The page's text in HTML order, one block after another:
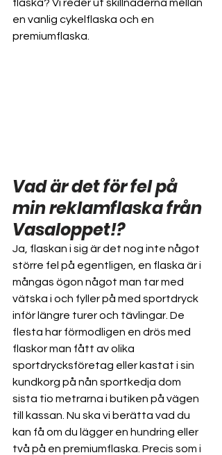
flaska? Vi reder ut skillnaderna mellan
en vanlig cykelflaska och en
premiumflaska.
Vad är det för fel på
min reklamflaska från
Vasaloppet!?
Ja, flaskan i sig är det nog inte något
större fel på egentligen, en flaska är i
mångas ögon något man tar med
vätska i och fyller på med sportdryck
inför längre turer och tävlingar. De
flesta har förmodligen en drös med
flaskor man fått av olika
sportdrycksföretag eller kastat i sin
kundkorg på nån sportkedja dom
sista tio metrarna i butiken på vägen
till kassan. Nu ska vi berätta vad du
kan få om du lägger en hundring eller
två på en premiumflaska. Precis som i